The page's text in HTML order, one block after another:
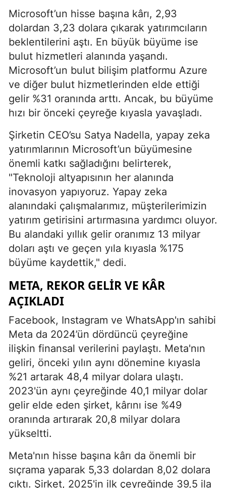
Microsoft’un hisse başına kârı, 2,93
dolardan 3,23 dolara çıkarak yatırımcıların
beklentilerini aştı. En büyük büyüme ise
bulut hizmetleri alanında yaşandı.
Microsoft’un bulut bilişim platformu Azure
ve diğer bulut hizmetlerinden elde ettiği
gelir %31 oranında arttı. Ancak, bu büyüme
hızı bir önceki çeyreğe kıyasla yavaşladı.
Şirketin CEO’su Satya Nadella, yapay zeka
yatırımlarının Microsoft’un büyümesine
önemli katkı sağladığını belirterek,
"Teknoloji altyapısının her alanında
inovasyon yapıyoruz. Yapay zeka
alanındaki çalışmalarımız, müşterilerimizin
yatırım getirisini artırmasına yardımcı oluyor.
Bu alandaki yıllık gelir oranımız 13 milyar
doları aştı ve geçen yıla kıyasla %175
büyüme kaydettik," dedi.
META, REKOR GELIR VE KÂR
AÇIKLADI
Facebook, Instagram ve WhatsApp'ın sahibi
Meta da 2024’ün dördüncü çeyreğine
ilişkin finansal verilerini paylaştı. Meta'nın
geliri, önceki yılın aynı dönemine kıyasla
%21 artarak 48,4 milyar dolara ulaştı.
2023'ün aynı çeyreğinde 40,1 milyar dolar
gelir elde eden şirket, kârını ise %49
oranında artırarak 20,8 milyar dolara
yükseltti.
Meta'nın hisse başına kârı da önemli bir
sıçrama yaparak 5,33 dolardan 8,02 dolara
çıktı. Şirket, 2025'in ilk çeyreğinde 39,5 ila